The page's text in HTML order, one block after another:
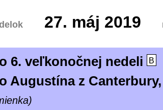
27. máj 2019
6. veľkonočnej nedeli B
Augustína z